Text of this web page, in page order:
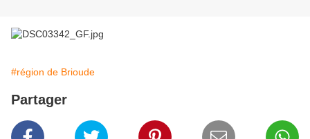
#région de Brioude
Partager